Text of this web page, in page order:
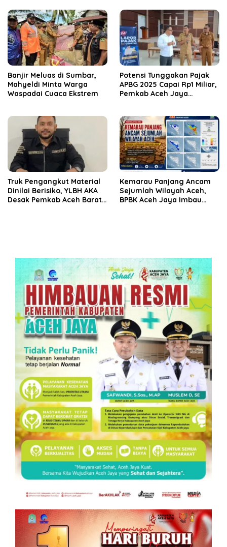
Banjir Meluas di Sumbar,
Mahyeldi Minta Warga
Waspadai Cuaca Ekstrem
Potensi Tunggakan Pajak
APBG 2025 Capai Rp1 Miliar,
Pemkab Aceh Jaya
Truk Pengangkut Material
Dinilai Berisiko, YLBH AKA
Desak Pemkab Aceh Barat
Kemarau Panjang Ancam
Sejumlah Wilayah Aceh,
BPBK Aceh Jaya Imbau